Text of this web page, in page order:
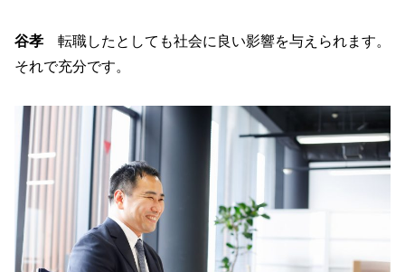
谷孝 転職したとしても社会に良い影響を与えられます。
それで充分です。